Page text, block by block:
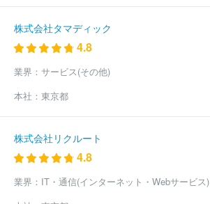
株式会社タマディック
4.8
業界： サービス(その他)
本社： 東京都
株式会社リクルート
4.8
業界： IT・通信(インターネット・Webサービス)